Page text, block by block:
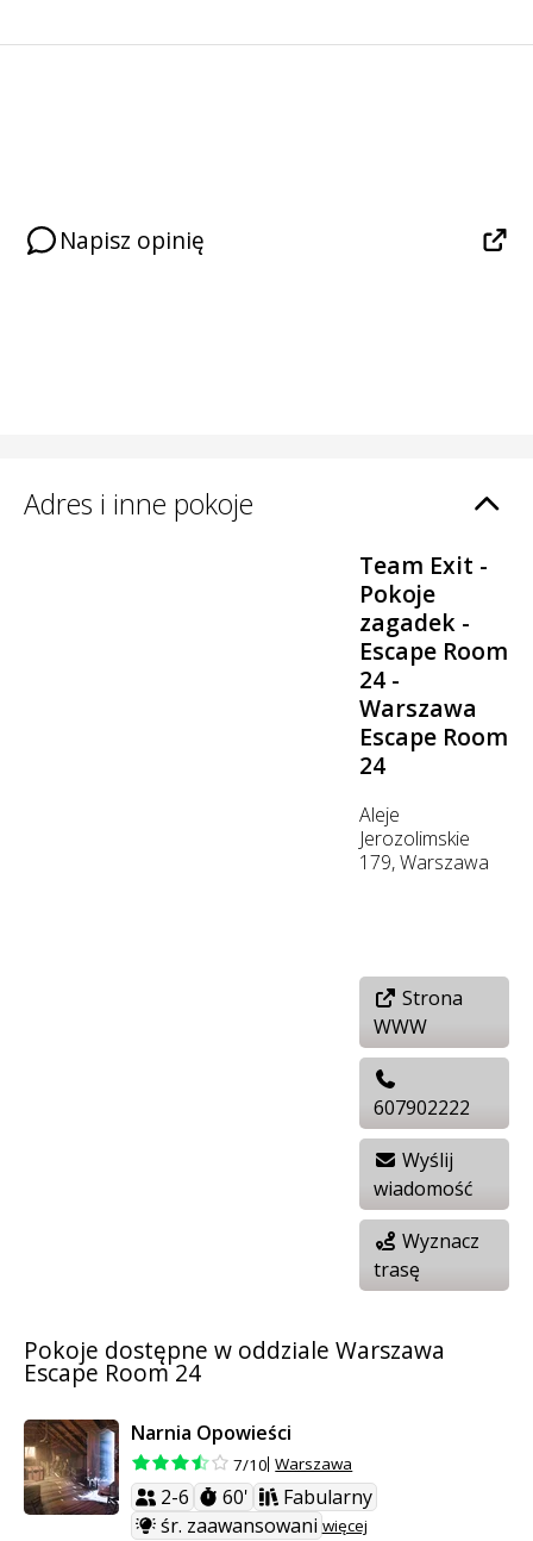
Napisz opinię
Adres i inne pokoje
Team Exit -
Pokoje
zagadek -
Escape Room
24 -
Warszawa
Escape Room
24
Aleje
Jerozolimskie
179, Warszawa
Strona
WWW
607902222
Wyślij
wiadomość
Wyznacz
trasę
Pokoje dostępne w oddziale Warszawa
Escape Room 24
Narnia Opowieści
7/10 Warszawa
2-6 60'
Fabularny
śr. zaawansowani więcej